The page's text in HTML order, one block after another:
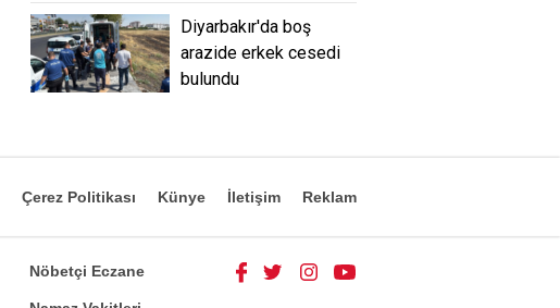
Diyarbakır'da boş
arazide erkek cesedi
bulundu
Çerez Politikası Künye İletişim Reklam
Nöbetçi Eczane